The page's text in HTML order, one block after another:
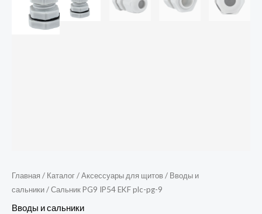
Главная / Каталог/Аксессуары для щитов/ Вводы и
сальники/ Сальник PG9 IP54 EKF plc-pg-9
Вводы и сальники